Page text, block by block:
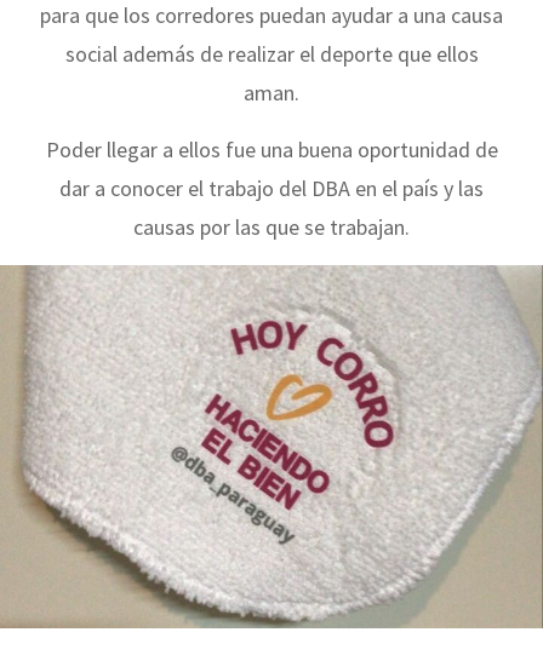
para que los corredores puedan ayudar a una causa
social además de realizar el deporte que ellos
aman.
Poder llegar a ellos fue una buena oportunidad de
dar a conocer el trabajo del DBA en el país y las
causas por las que se trabajan.